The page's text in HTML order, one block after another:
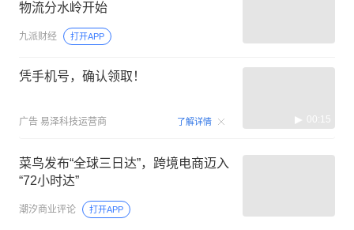
物流分水岭开始
九派财经 打开APP
凭手机号，确认领取！
广告 易泽科技运营商 了解详情 00:15
菜鸟发布“全球三日达”，跨境电商迈入
“72小时达”
潮汐商业评论 打开APP